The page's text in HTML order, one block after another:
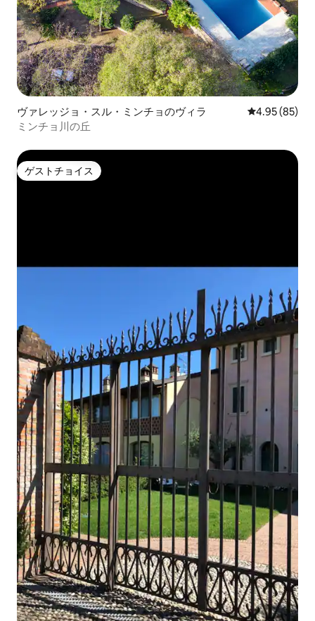
ヴァレッジョ・スル・ミンチョのヴィラ レビュー85
4.95 (85)
ミンチョ川の丘
ゲストチョイス
ゲストチョイス